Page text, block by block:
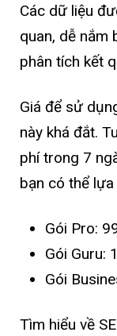
Các dữ liệu
quan, dễ nắm
phân tích kết
Giá để sử
này khá đắt.
phí trong 7
bạn có thể
Gói Pro:
Gói Guru:
Gói
Tìm hiểu về